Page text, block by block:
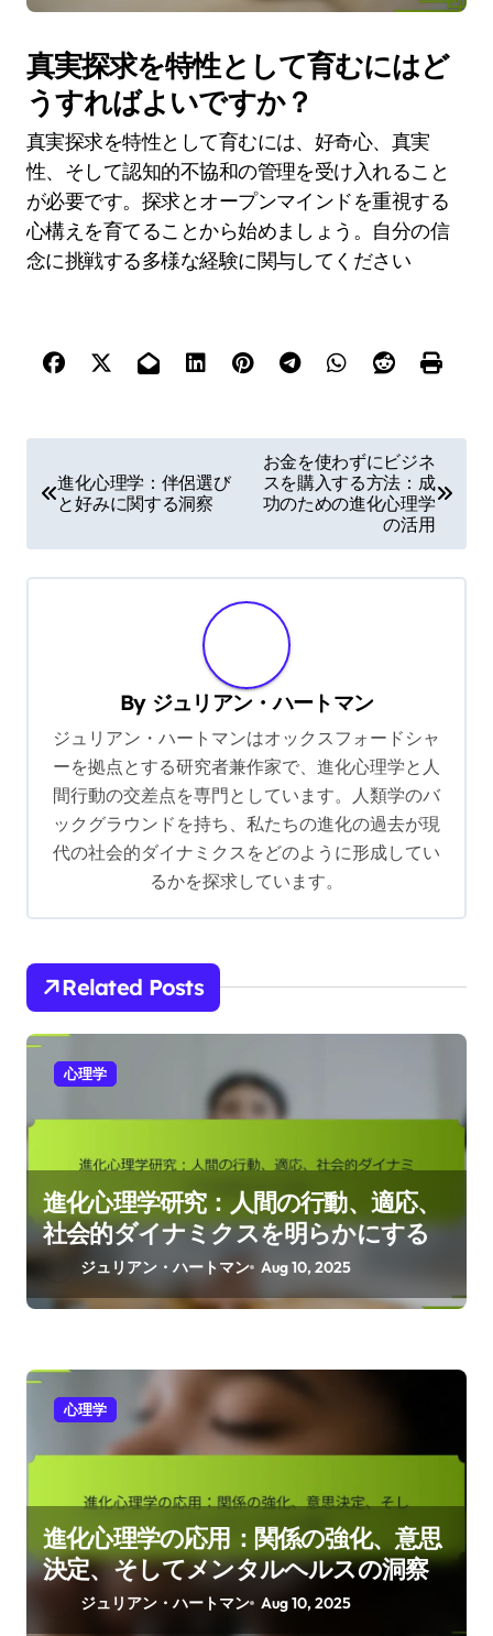
真実探求を特性として育むにはど
うすればよいですか？
真実探求を特性として育むには、好奇心、真実
性、そして認知的不協和の管理を受け入れること
が必要です。探求とオープンマインドを重視する
心構えを育てることから始めましょう。自分の信
念に挑戦する多様な経験に関与してください
o
n
進化心理学：伴侶選び
と好みに関する洞察
お金を使わずにビジネ
スを購入する方法：成
功のための進化心理学
の活用
By ジュリアン・ハートマン
ジュリアン・ハートマンはオックスフォードシャ
ーを拠点とする研究者兼作家で、進化心理学と人
間行動の交差点を専門としています。人類学のバ
ックグラウンドを持ち、私たちの進化の過去が現
代の社会的ダイナミクスをどのように形成してい
るかを探求しています。
Related Posts
心理学
進化心理学研究：人間の行動、適応、
社会的ダイナミクスを明らかにする
ジュリアン・ハートマン Aug 10, 2025
心理学
進化心理学の応用：関係の強化、意思
決定、そしてメンタルヘルスの洞察
ジュリアン・ハートマン Aug 10, 2025